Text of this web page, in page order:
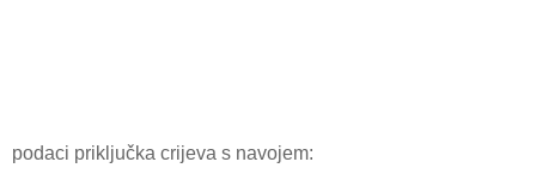
podaci priključka crijeva s navojem: